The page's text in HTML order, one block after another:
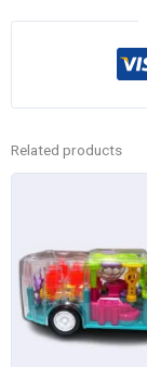
quantity
Related products